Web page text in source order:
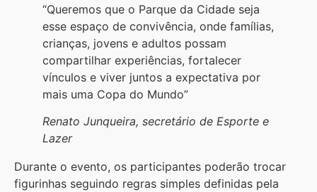
“Queremos que o Parque da Cidade seja
esse espaço de convivência, onde famílias,
crianças, jovens e adultos possam
compartilhar experiências, fortalecer
vínculos e viver juntos a expectativa por
mais uma Copa do Mundo”
Renato Junqueira, secretário de Esporte e
Lazer
Durante o evento, os participantes poderão trocar
figurinhas seguindo regras simples definidas pela